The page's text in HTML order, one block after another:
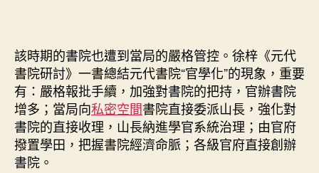
該時期的書院也遭到當局的嚴格管控。徐梓《元代
書院研討》一書總結元代書院“官學化”的現象，重要
有：嚴格報批手續，加強對書院的把持，官辦書院
增多；當局向私密空間書院直接委派山長，強化對
書院的直接收理，山長納進學官系統治理；由官府
撥置學田，把握書院經濟命脈；各級官府直接創辦
書院。